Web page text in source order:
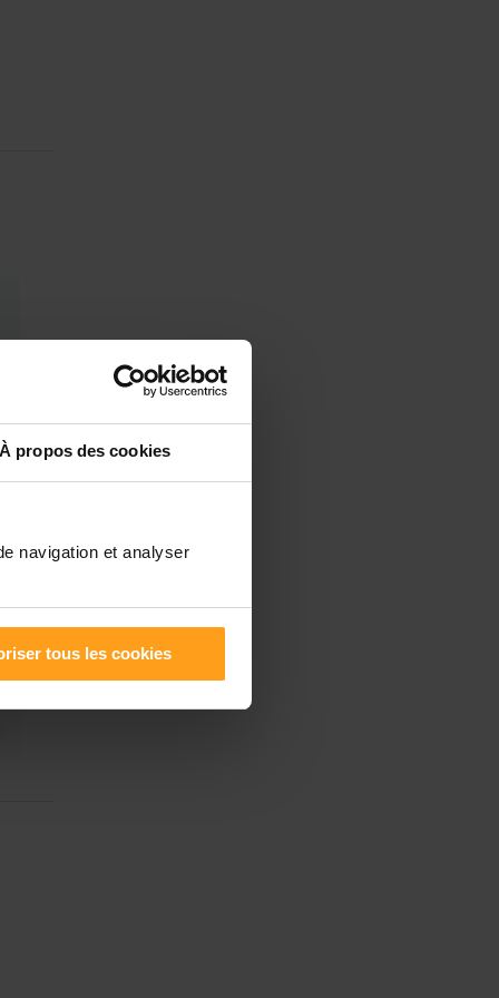
À propos des cookies
navigation et analyser
tous les cookies